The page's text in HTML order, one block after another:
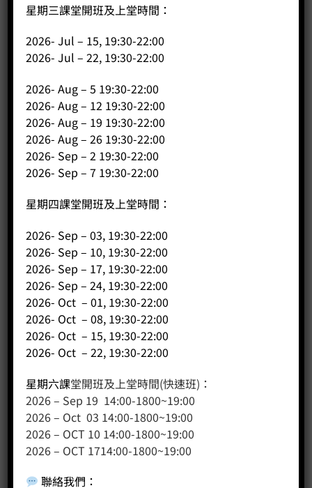
關於我們
商店（產品）
課程/工作坊
客戶服務
聯絡我們
網站地圖
友站連結
產品分類
咖啡種類
星期三課堂開班及上堂時間：
2026- Jul – 15, 19:30-22:00
2026- Jul – 22, 19:30-22:00
2026- Aug – 5 19:30-22:00
2026- Aug – 12 19:30-22:00
2026- Aug – 19 19:30-22:00
2026- Aug – 26 19:30-22:00
2026- Sep – 2 19:30-22:00
2026- Sep – 7 19:30-22:00
星期四課堂開班及上堂時間：
2026- Sep – 03, 19:30-22:00
2026- Sep – 10, 19:30-22:00
2026- Sep – 17, 19:30-22:00
2026- Sep – 24, 19:30-22:00
2026- Oct – 01, 19:30-22:00
2026- Oct – 08, 19:30-22:00
2026- Oct – 15, 19:30-22:00
2026- Oct – 22, 19:30-22:00
星期六課堂開班及上堂時間(快速班)：
2026 – Sep 19 14:00-1800~19:00
2026 – Oct 03 14:00-1800~19:00
2026 – OCT 10 14:00-1800~19:00
2026 – OCT 1714:00-1800~19:00
聯絡我們 ：